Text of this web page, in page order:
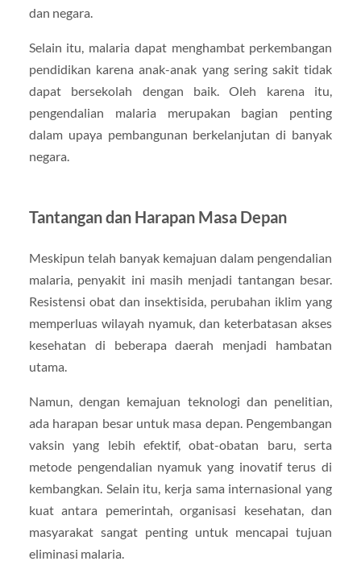
dan negara.
Selain itu, malaria dapat menghambat perkembangan
pendidikan karena anak-anak yang sering sakit tidak
dapat bersekolah dengan baik. Oleh karena itu,
pengendalian malaria merupakan bagian penting
dalam upaya pembangunan berkelanjutan di banyak
negara.
Tantangan dan Harapan Masa Depan
Meskipun telah banyak kemajuan dalam pengendalian
malaria, penyakit ini masih menjadi tantangan besar.
Resistensi obat dan insektisida, perubahan iklim yang
memperluas wilayah nyamuk, dan keterbatasan akses
kesehatan di beberapa daerah menjadi hambatan
utama.
Namun, dengan kemajuan teknologi dan penelitian,
ada harapan besar untuk masa depan. Pengembangan
vaksin yang lebih efektif, obat-obatan baru, serta
metode pengendalian nyamuk yang inovatif terus di
kembangkan. Selain itu, kerja sama internasional yang
kuat antara pemerintah, organisasi kesehatan, dan
masyarakat sangat penting untuk mencapai tujuan
eliminasi malaria.